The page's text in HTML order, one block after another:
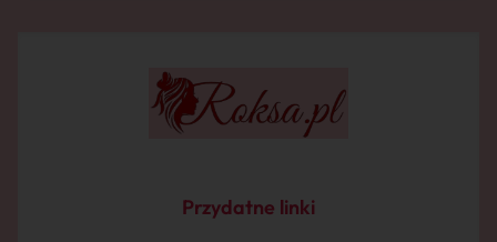
Przydatne linki